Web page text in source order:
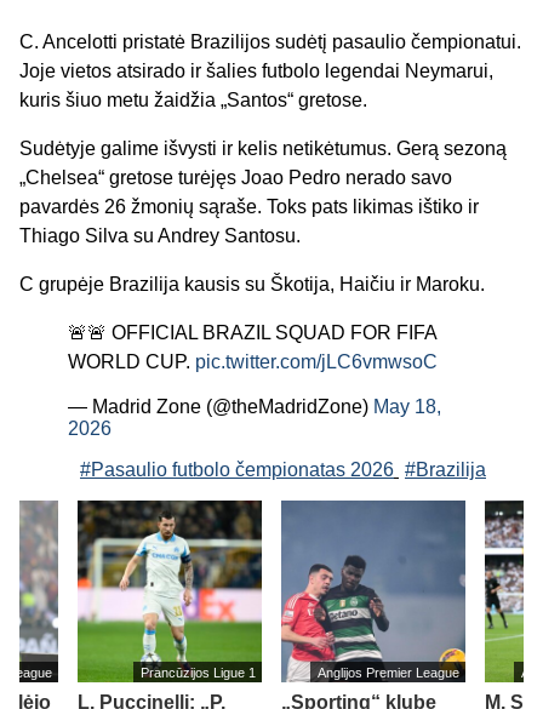
C. Ancelotti pristatė Brazilijos sudėtį pasaulio čempionatui.
Joje vietos atsirado ir šalies futbolo legendai Neymarui,
kuris šiuo metu žaidžia „Santos“ gretose.
Sudėtyje galime išvysti ir kelis netikėtumus. Gerą sezoną
„Chelsea“ gretose turėjęs Joao Pedro nerado savo
pavardės 26 žmonių sąraše. Toks pats likimas ištiko ir
Thiago Silva su Andrey Santosu.
C grupėje Brazilija kausis su Škotija, Haičiu ir Maroku.
🚨🚨 OFFICIAL BRAZIL SQUAD FOR FIFA
WORLD CUP. pic.twitter.com/jLC6vmwsoC
— Madrid Zone (@theMadridZone) May 18,
2026
#Pasaulio futbolo čempionatas 2026 #Brazilija
League Prancūzijos Ligue 1
L. Puccinelli: „P.
Anglijos Premier League
„Sporting“ klube
M.